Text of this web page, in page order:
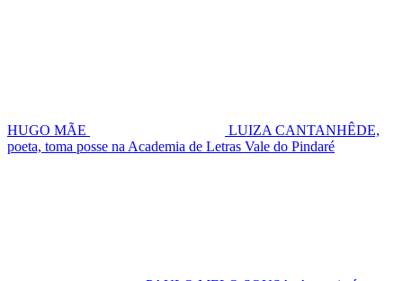
HUGO MÃE
LUIZA CANTANHÊDE,
poeta, toma posse na Academia de Letras Vale do Pindaré